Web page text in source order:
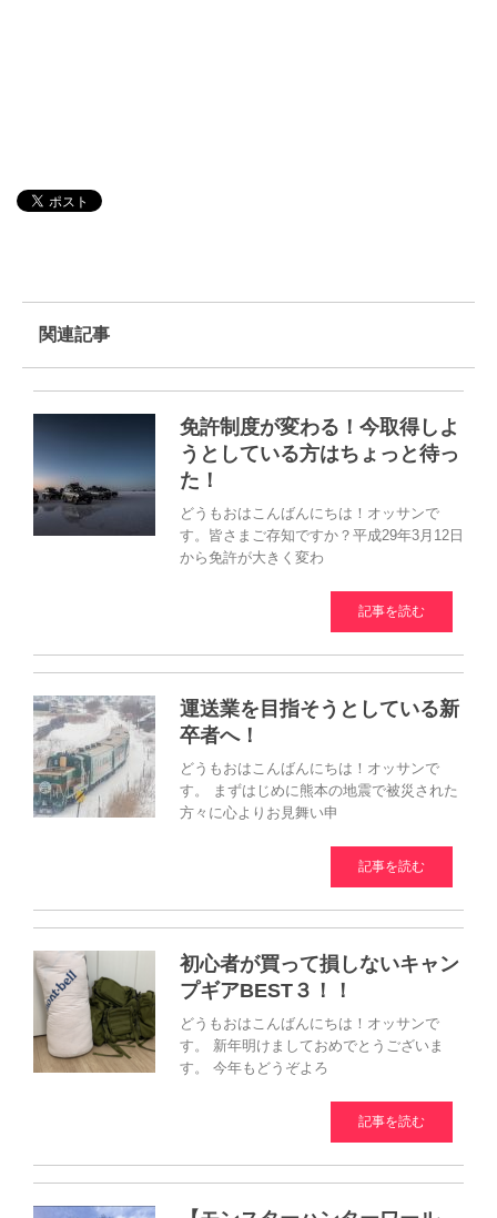
関連記事
免許制度が変わる！今取得しよ
うとしている方はちょっと待っ
た！
どうもおはこんばんにちは！オッサンで
す。皆さまご存知ですか？平成29年3月12日
から免許が大きく変わ
記事を読む
運送業を目指そうとしている新
卒者へ！
どうもおはこんばんにちは！オッサンで
す。 まずはじめに熊本の地震で被災された
方々に心よりお見舞い申
記事を読む
初心者が買って損しないキャン
プギアBEST３！！
どうもおはこんばんにちは！オッサンで
す。 新年明けましておめでとうございま
す。 今年もどうぞよろ
記事を読む